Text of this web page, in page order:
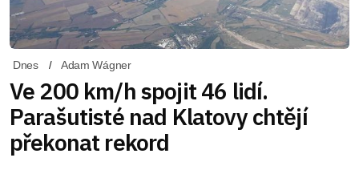
Dnes Adam Wágner
Ve 200 km/h spojit 46 lidí.
Parašutisté nad Klatovy chtějí
překonat rekord